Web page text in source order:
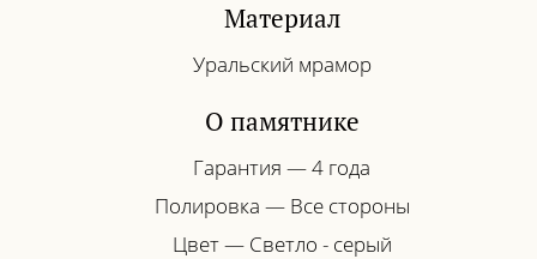
Материал
Уральский мрамор
О памятнике
Гарантия — 4 года
Полировка — Все стороны
Цвет — Светло - серый